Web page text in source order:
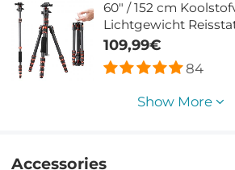
60" / 152 cm
Lichtgewicht
Draagbaar
met 360° Ball Head
Monopod Carbon
25 (BA225)
109,99€
84
Show More
Accessories